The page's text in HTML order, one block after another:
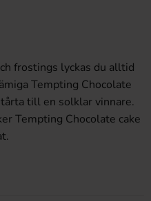
frostings lyckas du alltid
Tempting Chocolate
till en solklar vinnare.
Tempting Chocolate cake